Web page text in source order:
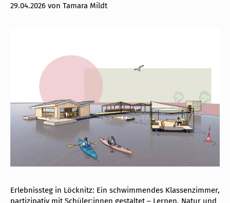
29.04.2026 von Tamara Mildt
Erlebnissteg in Löcknitz: Ein schwimmendes Klassenzimmer,
partizipativ mit Schüler:innen gestaltet – Lernen, Natur und